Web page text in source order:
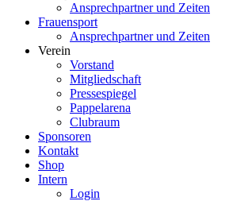
Ansprechpartner und Zeiten
Frauensport
Ansprechpartner und Zeiten
Verein
Vorstand
Mitgliedschaft
Pressespiegel
Pappelarena
Clubraum
Sponsoren
Kontakt
Shop
Intern
Login